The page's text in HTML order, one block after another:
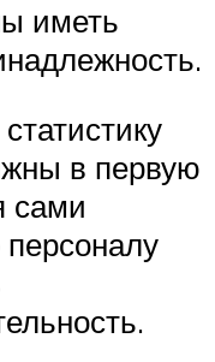
иметь
в первую
сами
персоналу